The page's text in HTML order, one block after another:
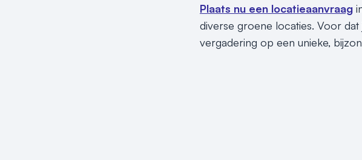
Plaats nu een locatieaanvraag
diverse groene locaties. Voor
vergadering op een unieke,